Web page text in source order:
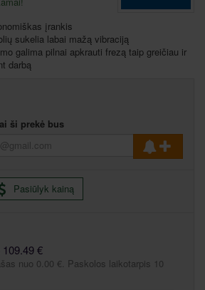
įrankis
sukelia labai mažą vibraciją
galima pilnai apkrauti frezą taip greičiau ir
darbą
ši prekė bus
Pasiūlyk kainą
€
nuo 0.00 €. Paskolos laikotarpis 10